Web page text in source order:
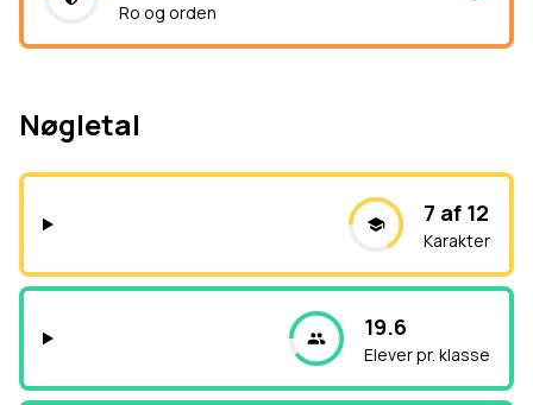
Ro og orden
Nøgletal
7 af 12
Karakter
19.6
Elever pr. klasse